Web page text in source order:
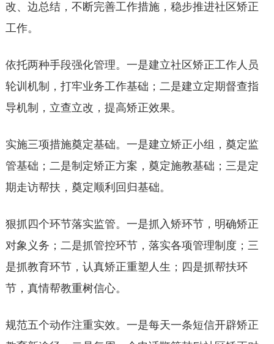
改、边总结，不断完善工作措施，稳步推进社区矫正
工作。
依托两种手段强化管理。一是建立社区矫正工作人员
轮训机制，打牢业务工作基础；二是建立定期督查指
导机制，立查立改，提高矫正效果。
实施三项措施奠定基础。一是建立矫正小组，奠定监
管基础；二是制定矫正方案，奠定施教基础；三是定
期走访帮扶，奠定顺利回归基础。
狠抓四个环节落实监管。一是抓入矫环节，明确矫正
对象义务；二是抓管控环节，落实各项管理制度；三
是抓教育环节，认真矫正重塑人生；四是抓帮扶环
节，真情帮教重树信心。
规范五个动作注重实效。一是每天一条短信开辟矫正